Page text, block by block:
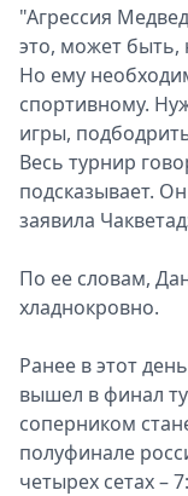
"Агрессия
это, может быть,
Но ему
спортивному.
игры,
Весь турнир
подсказывает.
заявила
По ее словам,
хладнокровно.
Ранее в этот
вышел в финал
соперником
полуфинале
четырех сетах –